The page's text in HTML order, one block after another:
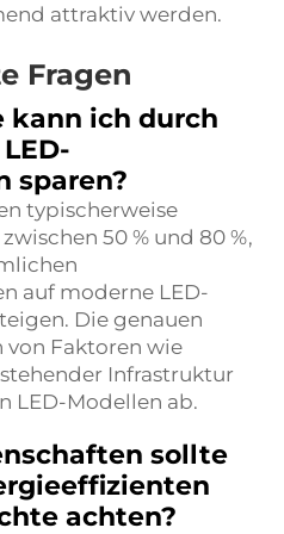
attraktiv werden.
Fragen
kann ich durch
sparen?
typischerweise
50 % und 80 %,
auf moderne LED-
Die genauen
von Faktoren wie
Infrastruktur
LED-Modellen ab.
sollte
achten?